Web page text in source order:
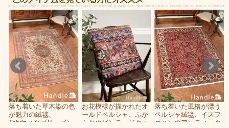
落ち着いた草木染の色
が魅力の絨毯、
Tabriz（タブリーズ）
お花模様が描かれたオ
ールドペルシャ、ふか
ふかのビンテージクッ
落ち着いた風格が漂う
ペルシャ絨毯、イスフ
ァハンのアンティーク